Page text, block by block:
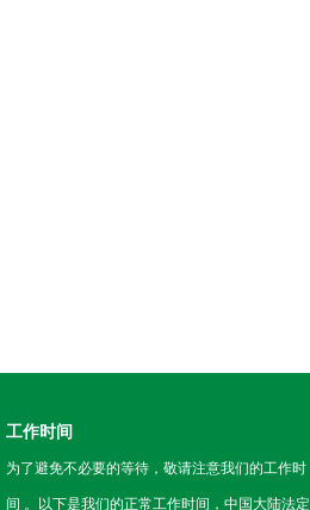
工作时间
为了避免不必要的等待，敬请注意我们的工作时
间 。以下是我们的正常工作时间，中国大陆法定